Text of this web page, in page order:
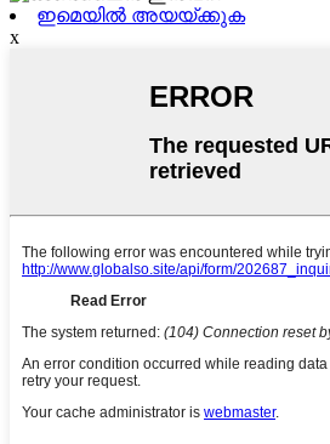
ഇമെയിൽ അയയ്ക്കുക
x